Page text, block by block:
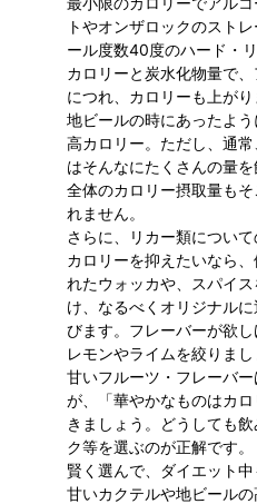
トやオンザロックのスト
ール度数40度のハード・
カロリーと炭水化物量で
につれ、カロリーも上がり
地ビールの時にあったよう
高カロリー。ただし、通
はそんなにたくさんの量を
全体のカロリー摂取量も
れません。
さらに、リカー類について
カロリーを抑えたいなら
れたウォッカや、スパイ
け、なるべくオリジナル
びます。フレーバーが欲
レモンやライムを絞りまし
甘いフルーツ・フレーバ
が、「華やかなものはカ
きましょう。どうしても
ク等を選ぶのが正解です。
賢く選んで、ダイエット
甘いカクテルや地ビール